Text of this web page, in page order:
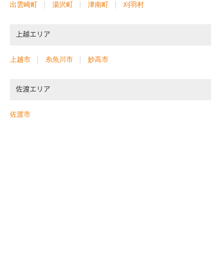
出雲崎町
湯沢町 津南町 刈羽村
上越エリア
上越市 糸魚川市 妙高市
佐渡エリア
佐渡市